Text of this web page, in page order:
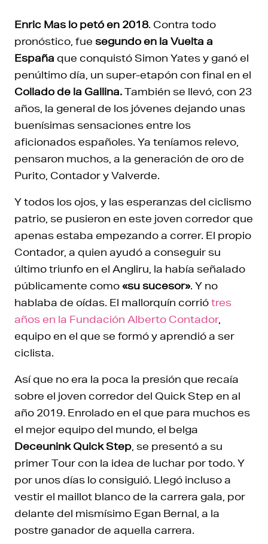
Enric Mas lo petó en 2018. Contra todo
pronóstico, fue segundo en la Vuelta a
España que conquistó Simon Yates y ganó el
penúltimo día, un super-etapón con final en el
Collado de la Gallina.También se llevó, con 23
años, la general de los jóvenes dejando unas
buenísimas sensaciones entre los
aficionados españoles. Ya teníamos relevo,
pensaron muchos, a la generación de oro de
Purito, Contador y Valverde.
Y todos los ojos, y las esperanzas del ciclismo
patrio, se pusieron en este joven corredor que
apenas estaba empezando a correr. El propio
Contador, a quien ayudó a conseguir su
último triunfo en el Angliru, la había señalado
públicamente como«su sucesor». Y no
hablaba de oídas. El mallorquín corriótres
años en la Fundación Alberto Contador,
equipo en el que se formó y aprendió a ser
ciclista.
Así que no era la poca la presión que recaía
sobre el joven corredor del Quick Step en al
año 2019. Enrolado en el que para muchos es
el mejor equipo del mundo, el belga
Deceunink Quick Step, se presentó a su
primer Tour con la idea de luchar por todo. Y
por unos días lo consiguió. Llegó incluso a
vestir el maillot blanco de la carrera gala, por
delante del mismísimo Egan Bernal, a la
postre ganador de aquella carrera.